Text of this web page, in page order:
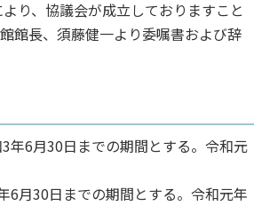
り、協議会が成立しておりますこと
館長、須藤健一より委嘱書および辞
6月30日までの期間とする。令和元
月30日までの期間とする。令和元年